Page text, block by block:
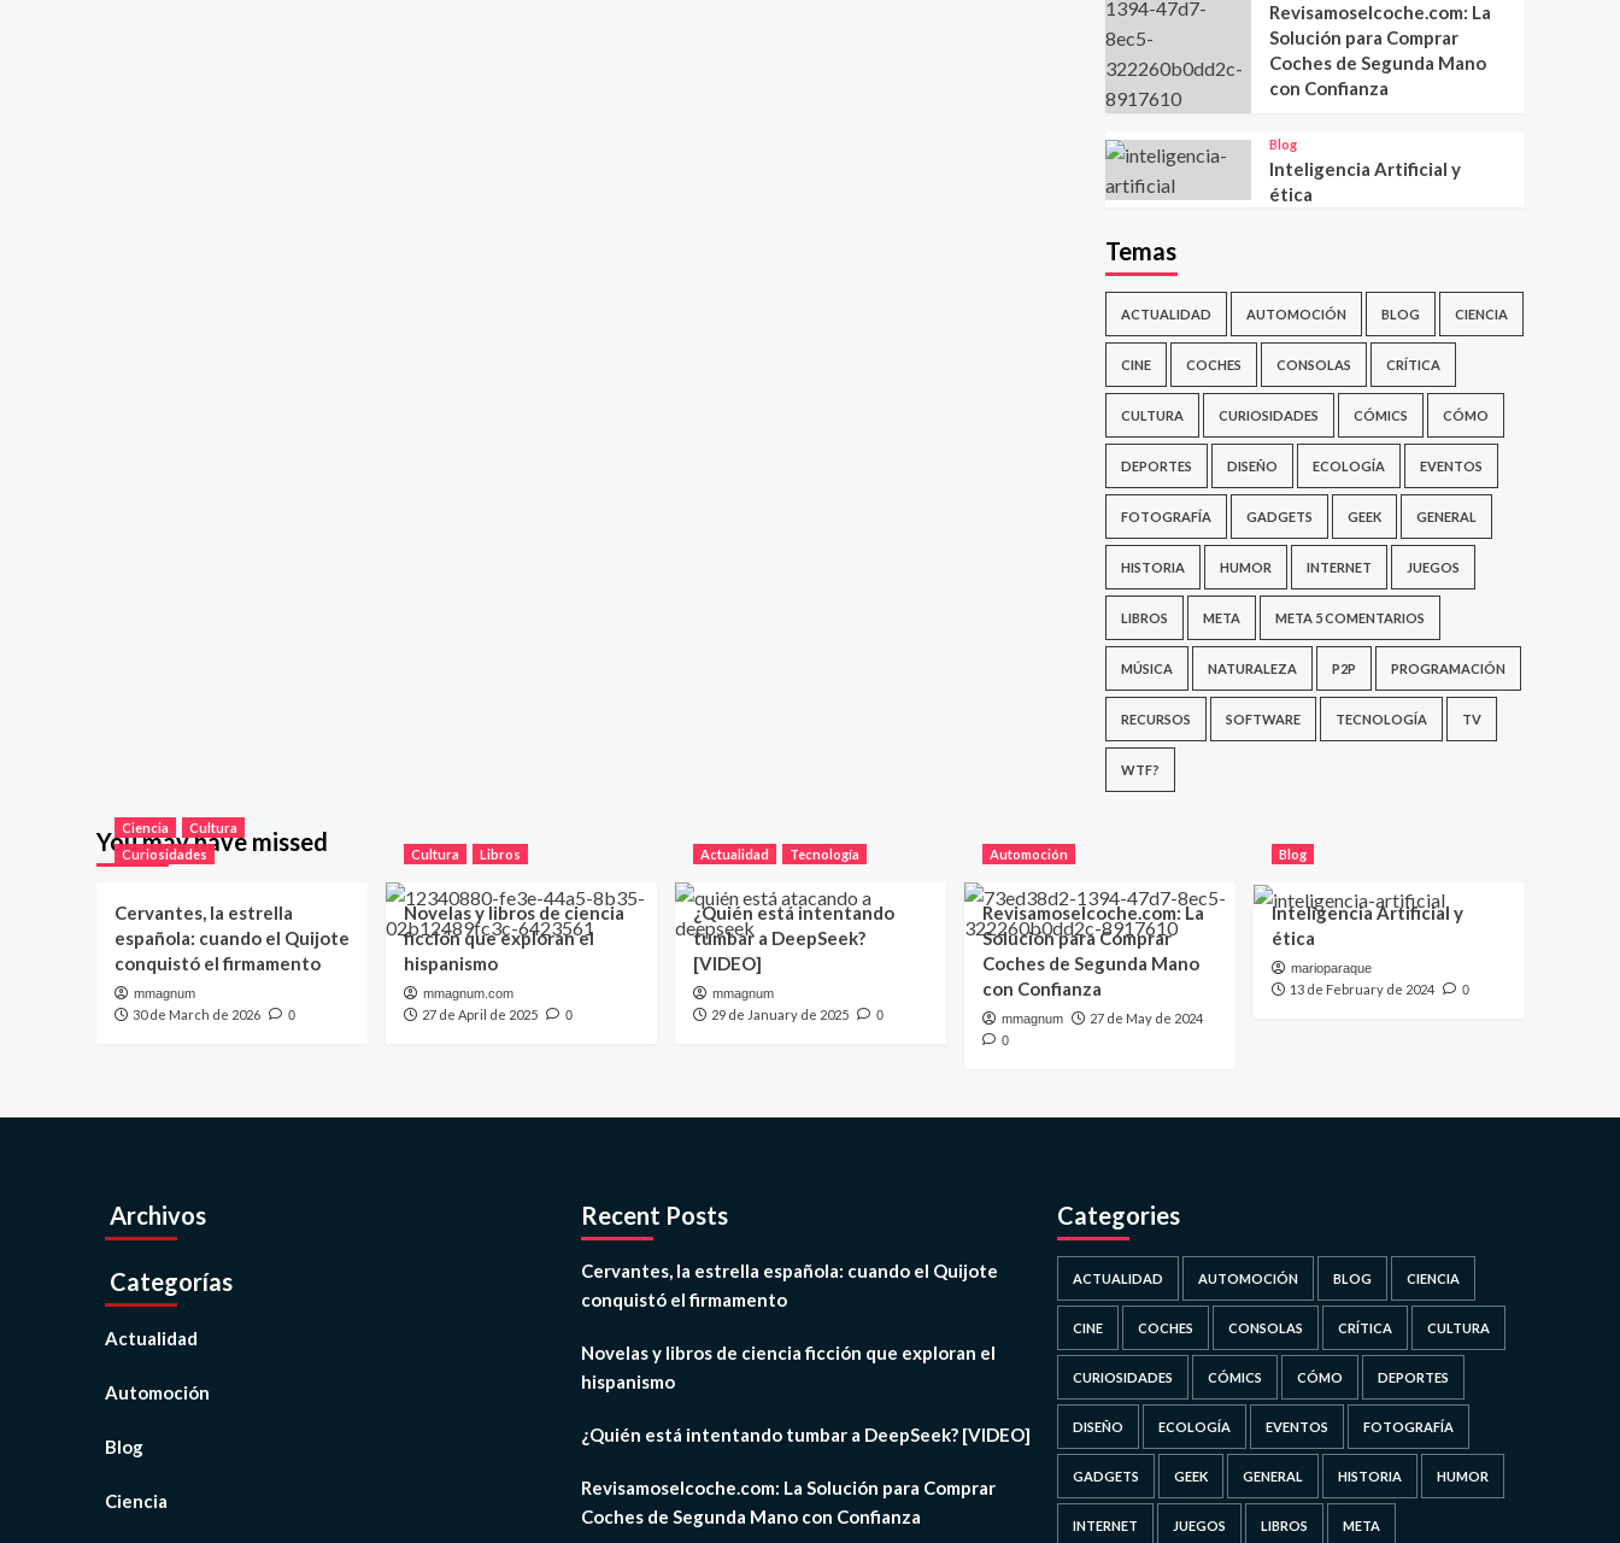
Revisamoselcoche.com: La
Solución para Comprar
Coches de Segunda Mano
con Confianza
Blog
Inteligencia Artificial y
ética
Temas
ACTUALIDAD AUTOMOCIÓN BLOG CIENCIA
CINE COCHES CONSOLAS CRÍTICA
CULTURA CURIOSIDADES CÓMICS CÓMO
DEPORTES DISEÑO ECOLOGÍA EVENTOS
FOTOGRAFÍA GADGETS GEEK GENERAL
HISTORIA HUMOR INTERNET JUEGOS
LIBROS META META 5 COMENTARIOS
MÚSICA NATURALEZA P2P PROGRAMACIÓN
RECURSOS SOFTWARE TECNOLOGÍA TV
WTF?
You may have missed
Ciencia
Cultura
Curiosidades
Cervantes, la estrella
española: cuando el Quijote
conquistó el firmamento
mmagnum
30 de March de 2026 0
Cultura Libros
Novelas y libros de ciencia
ficción que exploran el
hispanismo
mmagnum.com
27 de April de 2025 0
Actualidad Tecnología
¿Quién está intentando
tumbar a DeepSeek?
[VIDEO]
mmagnum
29 de January de 2025 0
Automoción
Revisamoselcoche.com: La
Solución para Comprar
Coches de Segunda Mano
con Confianza
mmagnum 27 de May de 2024
0
Blog
Inteligencia Artificial y
ética
marioparaque
13 de February de 2024 0
Archivos
Categorías
Actualidad
Automoción
Blog
Ciencia
Recent Posts
Cervantes, la estrella española: cuando el Quijote
conquistó el firmamento
Novelas y libros de ciencia ficción que exploran el
hispanismo
¿Quién está intentando tumbar a DeepSeek? [VIDEO]
Revisamoselcoche.com: La Solución para Comprar
Coches de Segunda Mano con Confianza
Categories
ACTUALIDAD AUTOMOCIÓN BLOG CIENCIA
CINE COCHES CONSOLAS CRÍTICA CULTURA
CURIOSIDADES CÓMICS CÓMO DEPORTES
DISEÑO ECOLOGÍA EVENTOS FOTOGRAFÍA
GADGETS GEEK GENERAL HISTORIA HUMOR
INTERNET JUEGOS LIBROS META